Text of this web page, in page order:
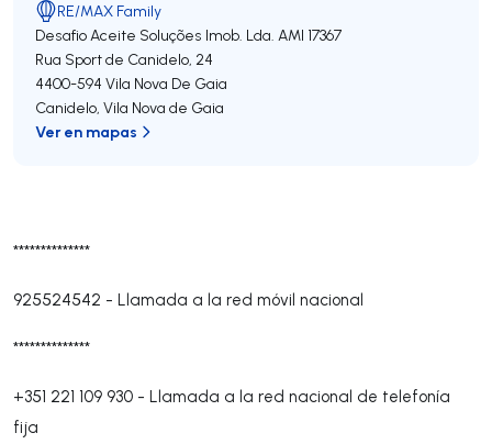
**************
925524542 - Llamada a la red móvil nacional
**************
+351 221 109 930 - Llamada a la red nacional de telefonía
fija
RE/MAX Family
Desafio Aceite Soluções Imob. Lda. AMI 17367
Rua Sport de Canidelo, 24
4400-594 Vila Nova De Gaia
Canidelo, Vila Nova de Gaia
Ver en mapas